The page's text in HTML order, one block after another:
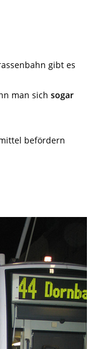
gibt es
man sich sogar
befördern